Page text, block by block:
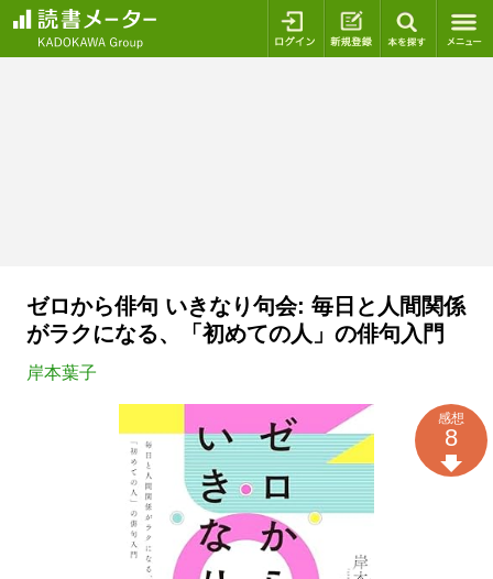
ログイン 新規登録
ゼロから俳句 いきなり句会: 毎日と人間関係
がラクになる、「初めての人」の俳句入門
岸本葉子
感想
8